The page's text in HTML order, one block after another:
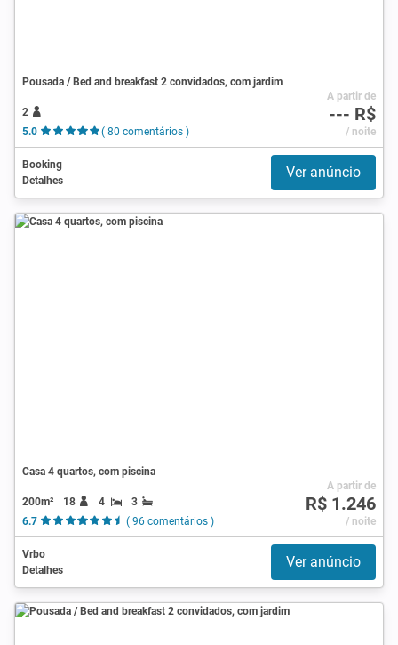
Pousada / Bed and breakfast 2 convidados, com jardim
2
5.0
( 80 comentários )
A partir de
--- R$
/ noite
Booking
Detalhes
Ver anúncio
Casa 4 quartos, com piscina
200m² 18 4
3
6.7
( 96 comentários )
A partir de
R$ 1.246
/ noite
Vrbo
Detalhes
Ver anúncio